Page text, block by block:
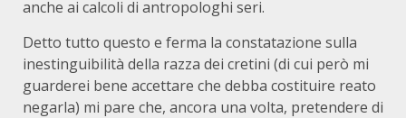
anche ai calcoli di antropologhi seri.
Detto tutto questo e ferma la constatazione sulla
inestinguibilità della razza dei cretini (di cui però mi
guarderei bene accettare che debba costituire reato
negarla) mi pare che, ancora una volta, pretendere di